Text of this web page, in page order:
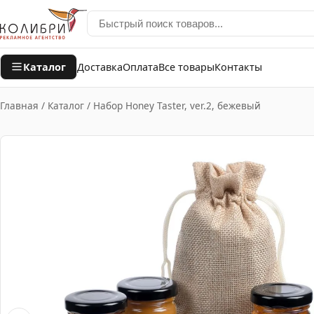
Каталог ДоставкаОплатаВсе товарыКонтакты
Главная / Каталог / Набор Honey Taster, ver.2, бежевый